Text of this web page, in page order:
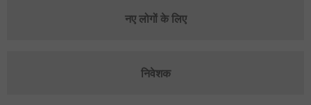
नए लोगों के लिए
निवेशक